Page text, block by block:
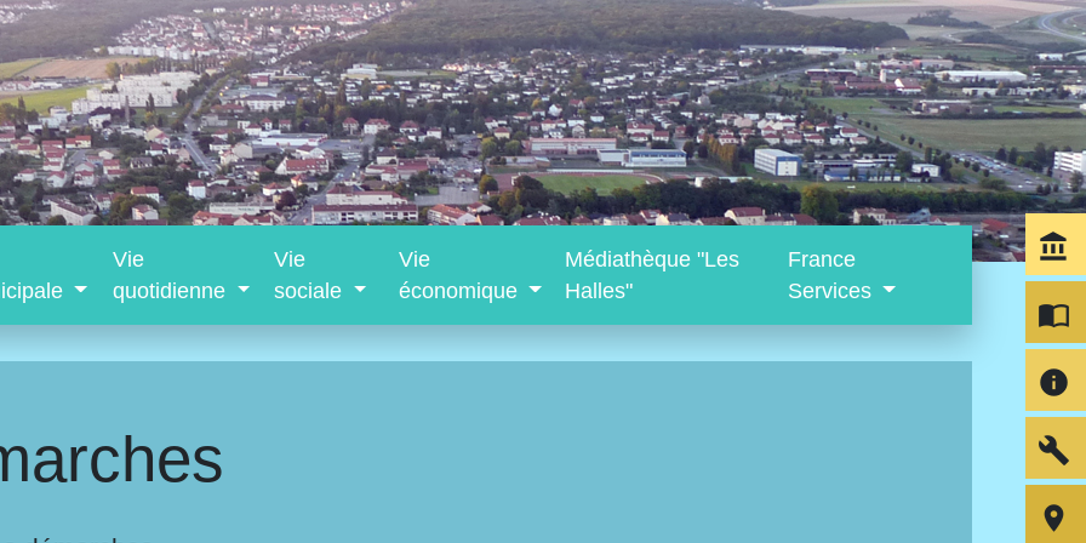
Vie
quotidienne
Vie
sociale
Vie
économique
Médiathèque "Les
Halles"
France
Services
account_balance
import_contacts
info
build
room